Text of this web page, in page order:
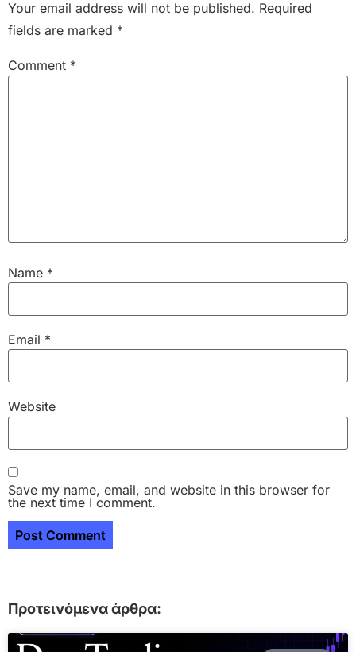
Your email address will not be published. Required
fields are marked *
Comment *
Name *
Email *
Website
Save my name, email, and website in this browser for
the next time I comment.
Προτεινόμενα άρθρα: